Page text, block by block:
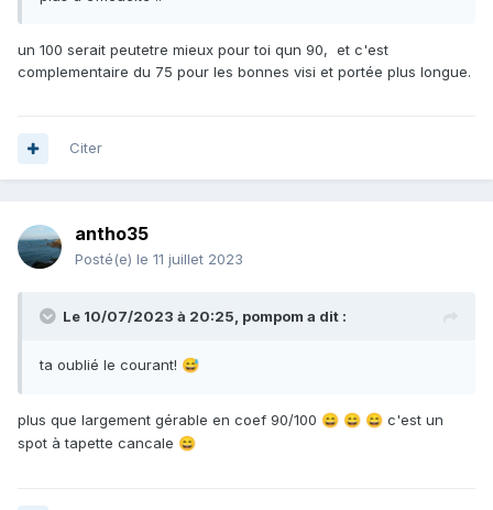
un 100 serait peutetre mieux pour toi qun 90, et c'est
complementaire du 75 pour les bonnes visi et portée plus longue.
Citer
antho35
Posté(e) le 11 juillet 2023
Le 10/07/2023 à 20:25, pompom a dit :
ta oublié le courant! 😅
plus que largement gérable en coef 90/100 😄 😄 😄 c'est un
spot à tapette cancale 😄